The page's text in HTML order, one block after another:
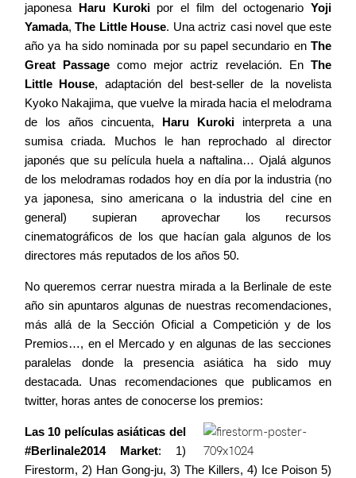
japonesa Haru Kurokipor el film del octogenario Yoji
Yamada,The Little House. Una actriz casi novel que este
año ya ha sido nominada por su papel secundario en The
Great Passage como mejor actriz revelación. En The
Little House, adaptación del best-seller de la novelista
Kyoko Nakajima, que vuelve la mirada hacia el melodrama
de los años cincuenta, Haru Kurokiinterpreta a una
sumisa criada. Muchos le han reprochado al director
japonés que su película huela a naftalina… Ojalá algunos
de los melodramas rodados hoy en día por la industria (no
ya japonesa, sino americana o la industria del cine en
general) supieran aprovechar los recursos
cinematográficos de los que hacían gala algunos de los
directores más reputados de los años 50.
No queremos cerrar nuestra mirada a la Berlinale de este
año sin apuntaros algunas de nuestras recomendaciones,
más allá de la Sección Oficial a Competición y de los
Premios…, en el Mercado y en algunas de las secciones
paralelas donde la presencia asiática ha sido muy
destacada. Unas recomendaciones que publicamos en
twitter, horas antes de conocerse los premios:
Las 10 películas asiáticas del
#Berlinale2014 Market: 1)
Firestorm, 2) Han Gong-ju, 3) The Killers, 4) Ice Poison 5)